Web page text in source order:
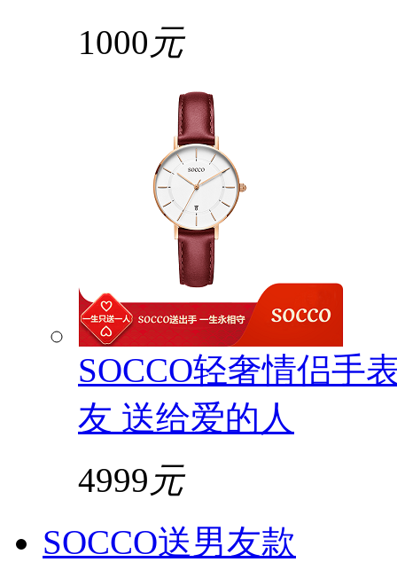
1000 元
SOCCO轻奢情侣手
友 送给爱的人
4999 元
SOCCO送男友款